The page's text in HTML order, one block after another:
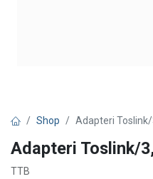
Shop Adapteri
Adapteri Toslink/
TTB